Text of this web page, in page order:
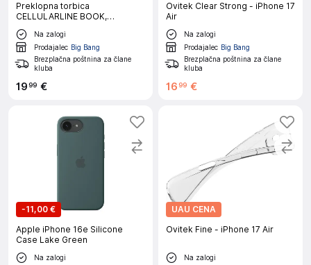
Preklopna torbica
CELLULARLINE BOOK,
Samsung Galaxy A17 / A17 5G,
črna
Na zalogi
Prodajalec Big Bang
Brezplačna poštnina za člane
kluba
1999 €
Ovitek Clear Strong - iPhone 17
Air
Na zalogi
Prodajalec Big Bang
Brezplačna poštnina za člane
kluba
16 99 €
-11,00 €
Apple iPhone 16e Silicone
Case Lake Green
Na zalogi
UAU CENA
Ovitek Fine - iPhone 17 Air
Na zalogi